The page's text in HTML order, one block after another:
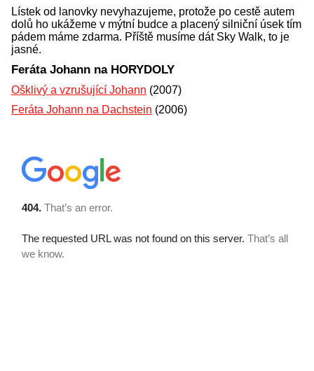
Lístek od lanovky nevyhazujeme, protože po cestě autem
dolů ho ukážeme v mýtní budce a placený silniční úsek tím
pádem máme zdarma. Příště musíme dát Sky Walk, to je
jasné.
Feráta Johann na HORYDOLY
Ošklivý a vzrušující Johann (2007)
Feráta Johann na Dachstein (2006)